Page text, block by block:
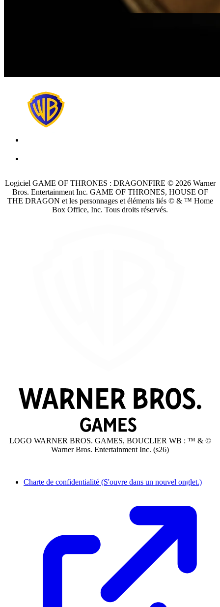
Logiciel GAME OF THRONES : DRAGONFIRE © 2026 Warner
Bros. Entertainment Inc. GAME OF THRONES, HOUSE OF
THE DRAGON et les personnages et éléments liés © & ™ Home
Box Office, Inc. Tous droits réservés.
LOGO WARNER BROS. GAMES, BOUCLIER WB : ™ & ©
Warner Bros. Entertainment Inc. (s26)
Charte de confidentialité (S'ouvre dans un nouvel onglet.)